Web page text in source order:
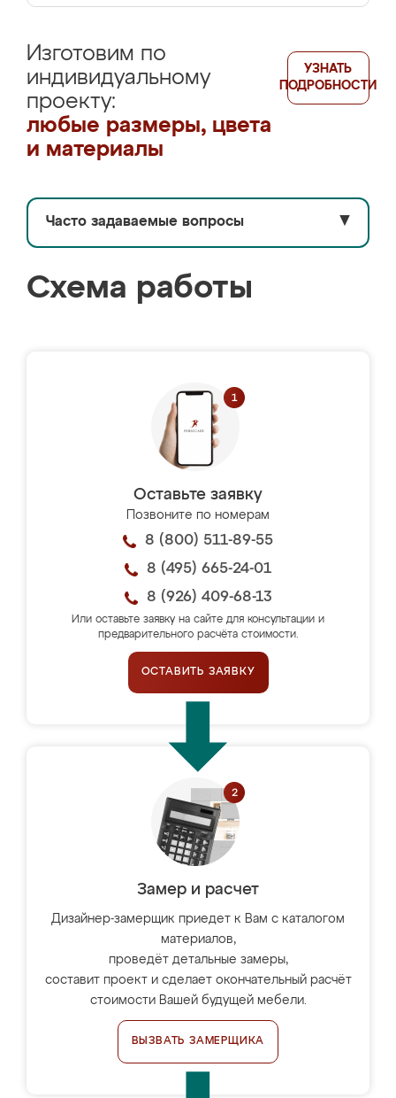
Изготовим по
индивидуальному
проекту:
любые размеры, цвета
и материалы
УЗНАТЬ
ПОДРОБНОСТИ
Часто задаваемые вопросы ▼
Схема работы
Оставьте заявку
Позвоните по номерам
8 (800) 511-89-55
8 (495) 665-24-01
8 (926) 409-68-13
Или оставьте заявку на сайте для консультации и
предварительного расчёта стоимости.
ОСТАВИТЬ ЗАЯВКУ
Замер и расчет
Дизайнер-замерщик приедет к Вам с каталогом
материалов,
проведёт детальные замеры,
составит проект и сделает окончательный расчёт
стоимости Вашей будущей мебели.
ВЫЗВАТЬ ЗАМЕРЩИКА